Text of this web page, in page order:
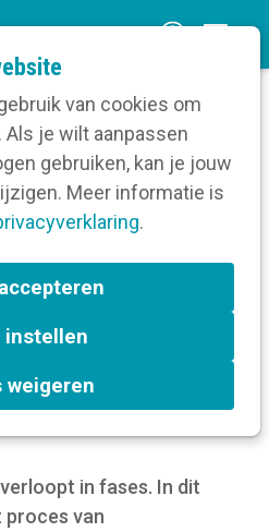
van cookies om
je wilt aanpassen
gebruiken, kan je jouw
Meer informatie is
.
instellen
weigeren
n
m
bij je
bij je
in fases. In dit
proces van